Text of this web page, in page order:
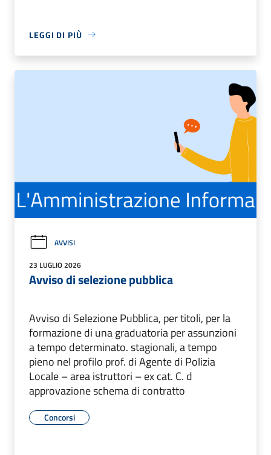
LEGGI DI PIÙ
AVVISI
23 LUGLIO 2026
Avviso di selezione pubblica
Avviso di Selezione Pubblica, per titoli, per la
formazione di una graduatoria per assunzioni
a tempo determinato. stagionali, a tempo
pieno nel profilo prof. di Agente di Polizia
Locale – area istruttori – ex cat. C. d
approvazione schema di contratto
Concorsi